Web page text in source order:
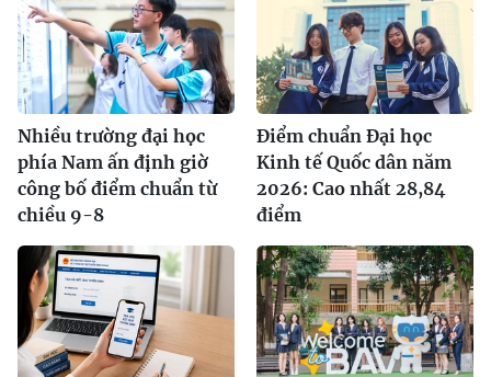
Nhiều trường đại học
phía Nam ấn định giờ
công bố điểm chuẩn từ
chiều 9-8
Điểm chuẩn Đại học
Kinh tế Quốc dân năm
2026: Cao nhất 28,84
điểm